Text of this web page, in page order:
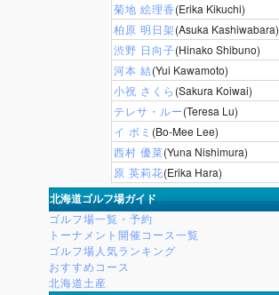
菊地 絵理香(Erika Kikuchi)
柏原 明日架(Asuka Kashiwabara)
渋野 日向子(Hinako Shibuno)
河本 結(Yui Kawamoto)
小祝 さくら (Sakura Koiwai)
テレサ・ルー(Teresa Lu)
イ ボミ (Bo-Mee Lee)
西村 優菜(Yuna Nishimura)
原 英莉花(Erika Hara)
北海道ゴルフ場ガイド
ゴルフ場一覧・予約
トーナメント開催コース一覧
ゴルフ場人気ランキング
おすすめコース
北海道土産